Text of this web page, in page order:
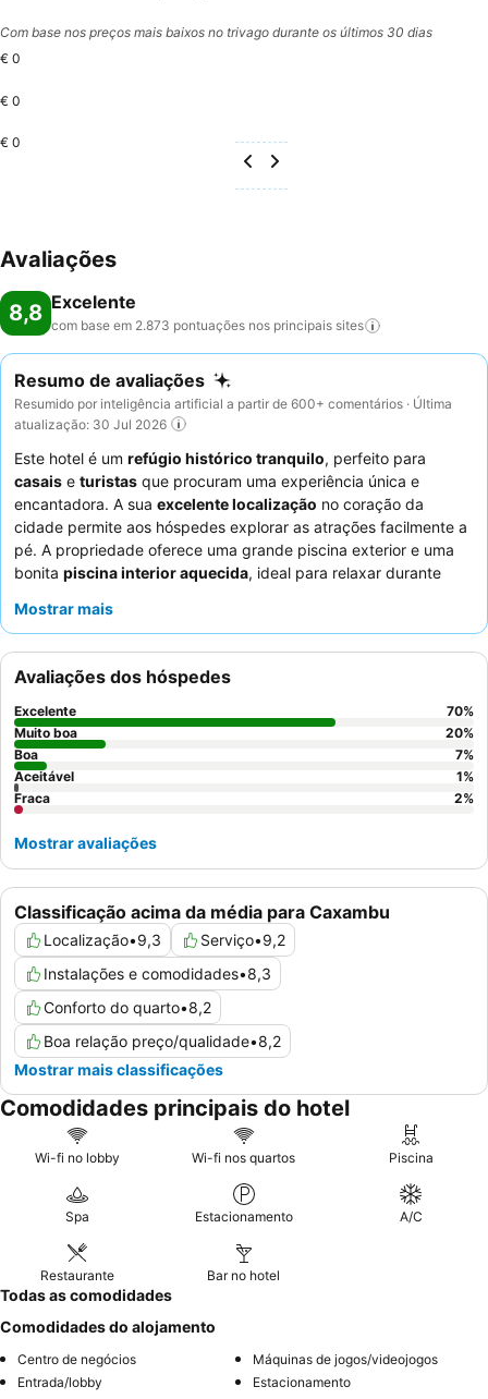
Com base nos preços mais baixos no trivago durante os últimos 30 dias
€ 0
€ 0
€ 0
Avaliações
8,8 Excelente
com base em 2.873 pontuações nos principais sites
Resumo de avaliações
Resumido por inteligência artificial a partir de 600+ comentários · Última
atualização: 30 Jul 2026
Este hotel é um refúgio histórico tranquilo, perfeito para
casais e turistas que procuram uma experiência única e
encantadora. A sua excelente localização no coração da
cidade permite aos hóspedes explorar as atrações facilmente a
pé. A propriedade oferece uma grande piscina exterior e uma
bonita piscina interior aquecida, ideal para relaxar durante
funcionários atenciosos e profissionais
uma estadia verdadeiramente memorável, considere reservar
um quarto num andar superior para maior tranquilidade e vistas.
Mostrar mais
Classificação acima da média para Caxambu
Localização•9,3 Serviço•9,2
Instalações e comodidades•8,3
Conforto do quarto•8,2
Boa relação preço/qualidade•8,2
Mostrar mais classificações
Avaliações dos hóspedes
Excelente 70%
Muito boa
20%
Boa
7%
Aceitável
1%
Fraca
2%
Mostrar avaliações
Comodidades principais do hotel
Wi-fi no lobby Wi-fi nos quartos Piscina
Spa Estacionamento A/C
Restaurante Bar no hotel
Todas as comodidades
Comodidades do alojamento
Centro de negócios
Máquinas de jogos/videojogos
Entrada/lobby
Estacionamento